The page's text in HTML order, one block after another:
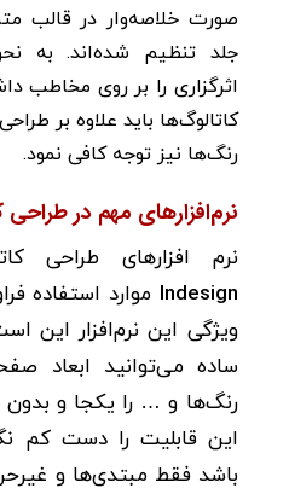
صورت خلاصه‌وار در قالب
جلد تنظیم شده‌اند. به
اثرگزاری را بر روی مخاطب
کاتالوگ‌ها باید علاوه بر
رنگ‌ها نیز توجه کافی نمود.
نرم‌افزارهای مهم در طراحی
نرم افزارهای طراحی
Indesign موارد استفاده
ویژگی این نرم‌افزار این
ساده می‌توانید ابعاد
رنگ‌ها و … را یکجا و بدون
این قابلیت را دست کم
باشد فقط مبتدی‌ها و